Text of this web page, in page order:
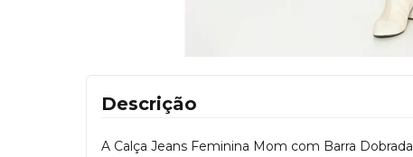
Descrição
A Calça Jeans Feminina Mom com Barra Dobrada